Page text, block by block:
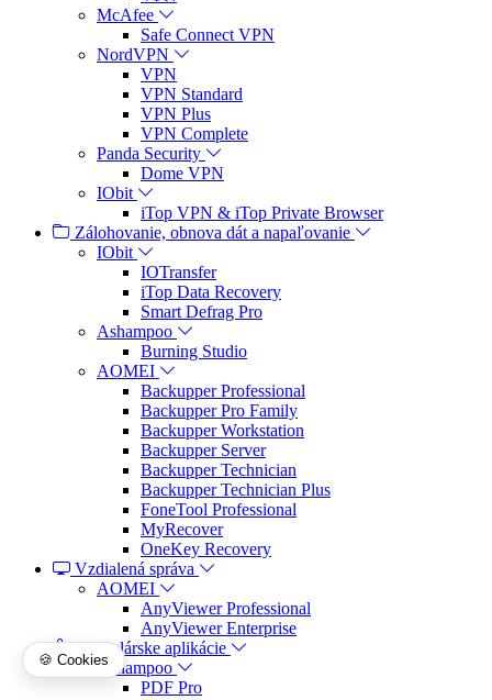
McAfee
Safe Connect VPN
NordVPN
VPN
VPN Standard
VPN Plus
VPN Complete
Panda Security
Dome VPN
IObit
iTop VPN & iTop Private Browser
Zálohovanie, obnova dát a napaľovanie
IObit
IOTransfer
iTop Data Recovery
Smart Defrag Pro
Ashampoo
Burning Studio
AOMEI
Backupper Professional
Backupper Pro Family
Backupper Workstation
Backupper Server
Backupper Technician
Backupper Technician Plus
FoneTool Professional
MyRecover
OneKey Recovery
Vzdialená správa
AOMEI
AnyViewer Professional
AnyViewer Enterprise
Kancelárske aplikácie
Ashampoo
PDF Pro
🍪 Cookies